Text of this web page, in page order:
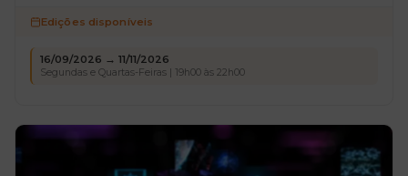
Edições disponíveis
16/09/2026 → 11/11/2026
Segundas e Quartas-Feiras | 19h00 às 22h00